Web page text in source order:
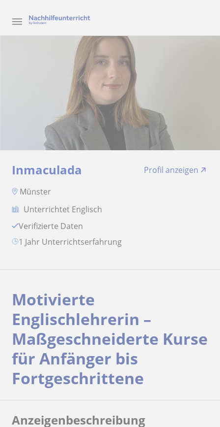
Inmaculada
Profil anzeigen
Münster
Unterrichtet Englisch
Verifizierte Daten
1 Jahr Unterrichtserfahrung
Motivierte
Englischlehrerin –
Maßgeschneiderte Kurse
für Anfänger bis
Fortgeschrittene
Anzeigenbeschreibung